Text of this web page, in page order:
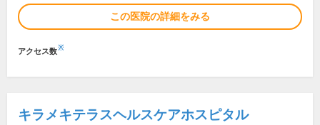
この医院の詳細をみる
アクセス数※
キラメキテラスヘルスケアホスピタル